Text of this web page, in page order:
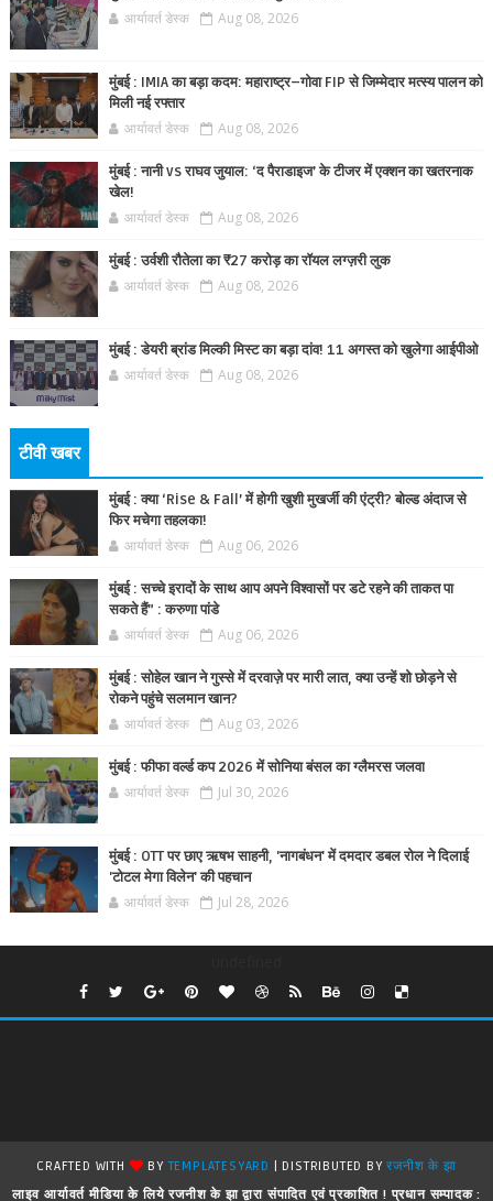
आर्यावर्त डेस्क Aug 08, 2026
मुंबई : IMIA का बड़ा कदम: महाराष्ट्र–गोवा FIP से जिम्मेदार मत्स्य पालन को
मिली नई रफ्तार
आर्यावर्त डेस्क Aug 08, 2026
मुंबई : नानी vs राघव जुयाल: ‘द पैराडाइज’ के टीजर में एक्शन का खतरनाक
खेल!
आर्यावर्त डेस्क Aug 08, 2026
मुंबई : उर्वशी रौतेला का ₹27 करोड़ का रॉयल लग्ज़री लुक
आर्यावर्त डेस्क Aug 08, 2026
मुंबई : डेयरी ब्रांड मिल्की मिस्ट का बड़ा दांव! 11 अगस्त को खुलेगा आईपीओ
आर्यावर्त डेस्क Aug 08, 2026
टीवी खबर
मुंबई : क्या ‘Rise & Fall’ में होगी खुशी मुखर्जी की एंट्री? बोल्ड अंदाज से
फिर मचेगा तहलका!
आर्यावर्त डेस्क Aug 06, 2026
मुंबई : सच्चे इरादों के साथ आप अपने विश्वासों पर डटे रहने की ताकत पा
सकते हैं” : करुणा पांडे
आर्यावर्त डेस्क Aug 06, 2026
मुंबई : सोहेल खान ने गुस्से में दरवाज़े पर मारी लात, क्या उन्हें शो छोड़ने से
रोकने पहुंचे सलमान खान?
आर्यावर्त डेस्क Aug 03, 2026
मुंबई : फीफा वर्ल्ड कप 2026 में सोनिया बंसल का ग्लैमरस जलवा
आर्यावर्त डेस्क Jul 30, 2026
मुंबई : OTT पर छाए ऋषभ साहनी, 'नागबंधन' में दमदार डबल रोल ने दिलाई
'टोटल मेगा विलेन' की पहचान
आर्यावर्त डेस्क Jul 28, 2026
CRAFTED WITH BYTEMPLATESYARD | DISTRIBUTED BYरजनीश के झा
लाइव आर्यावर्त मीडिया के लिये रजनीश के झा द्वारा संपादित एवं प्रकाशित ! प्रधान सम्पादक :